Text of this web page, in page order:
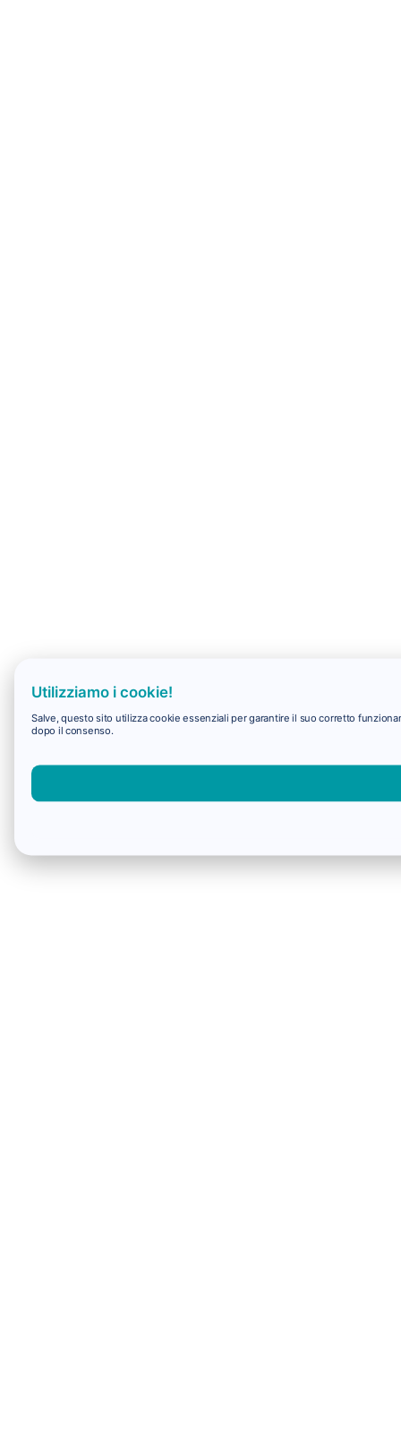
Utilizziamo i cookie!
Salve, questo sito utilizza cookie essenziali per garantire il suo corretto
dopo il consenso.